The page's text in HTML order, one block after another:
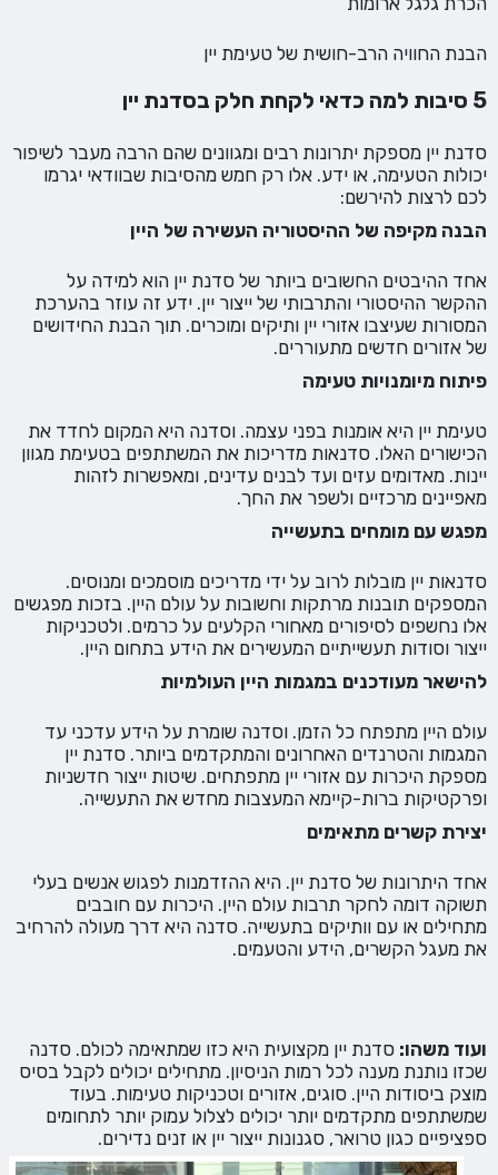
הבנת החוויה הרב-חושית של טעימת יין
5 סיבות למה כדאי לקחת חלק בסדנת יין
סדנת יין מספקת יתרונות רבים ומגוונים שהם הרבה מעבר לשיפור
יכולות הטעימה, או ידע. אלו רק חמש מהסיבות שבוודאי יגרמו
לכם לרצות להירשם:
הבנה מקיפה של ההיסטוריה העשירה של היין
אחד ההיבטים החשובים ביותר של סדנת יין הוא למידה על
ההקשר ההיסטורי והתרבותי של ייצור יין. ידע זה עוזר בהערכת
המסורות שעיצבו אזורי יין ותיקים ומוכרים. תוך הבנת החידושים
של אזורים חדשים מתעוררים.
פיתוח מיומנויות טעימה
טעימת יין היא אומנות בפני עצמה. וסדנה היא המקום לחדד את
הכישורים האלו. סדנאות מדריכות את המשתתפים בטעימת מגוון
יינות. מאדומים עזים ועד לבנים עדינים, ומאפשרות לזהות
מאפיינים מרכזיים ולשפר את החך.
מפגש עם מומחים בתעשייה
סדנאות יין מובלות לרוב על ידי מדריכים מוסמכים ומנוסים.
המספקים תובנות מרתקות וחשובות על עולם היין. בזכות מפגשים
אלו נחשפים לסיפורים מאחורי הקלעים על כרמים. ולטכניקות
ייצור וסודות תעשייתיים המעשירים את הידע בתחום היין.
להישאר מעודכנים במגמות היין העולמיות
עולם היין מתפתח כל הזמן. וסדנה שומרת על הידע עדכני עד
המגמות והטרנדים האחרונים והמתקדמים ביותר. סדנת יין
מספקת היכרות עם אזורי יין מתפתחים. שיטות ייצור חדשניות
ופרקטיקות ברות-קיימא המעצבות מחדש את התעשייה.
יצירת קשרים מתאימים
אחד היתרונות של סדנת יין. היא ההזדמנות לפגוש אנשים בעלי
תשוקה דומה לחקר תרבות עולם היין. היכרות עם חובבים
מתחילים או עם וותיקים בתעשייה. סדנה היא דרך מעולה להרחיב
את מעגל הקשרים, הידע והטעמים.
ועוד משהו: סדנת יין מקצועית היא כזו שמתאימה לכולם. סדנה
שכזו נותנת מענה לכל רמות הניסיון. מתחילים יכולים לקבל בסיס
מוצק ביסודות היין. סוגים, אזורים וטכניקות טעימות. בעוד
שמשתתפים מתקדמים יותר יכולים לצלול עמוק יותר לתחומים
ספציפיים כגון טרואר, סגנונות ייצור יין או זנים נדירים.